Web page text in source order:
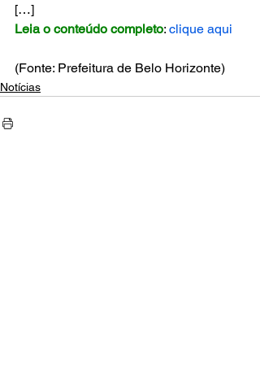
[…]
Leia o conteúdo completo: clique aqui
(Fonte: Prefeitura de Belo Horizonte)
Notícias